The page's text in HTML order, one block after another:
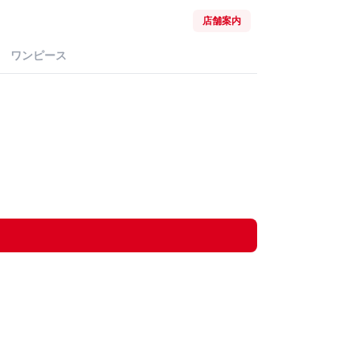
店舗案内
ワンピース